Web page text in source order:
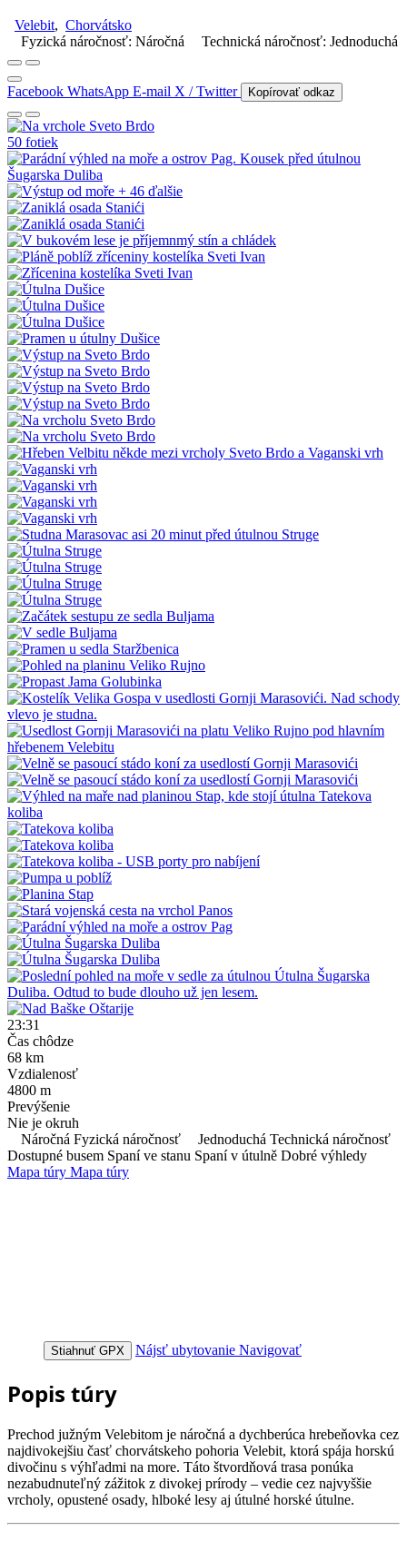
Velebit, Chorvátsko
Fyzická náročnosť: Náročná
Technická náročnosť: Jednoduchá
Facebook WhatsApp E-mail X / Twitter Kopírovať odkaz
50 fotiek
+ 46 ďalšie
23:31
Čas chôdze
68 km
Vzdialenosť
4800 m
Prevýšenie
Nie je okruh
Náročná Fyzická náročnosť
Jednoduchá Technická náročnosť
Dostupné busem Spaní ve stanu Spaní v útulně Dobré výhledy
Mapa túry Mapa túry
Stiahnuť GPX Nájsť ubytovanie Navigovať
Popis túry
Prechod južným Velebitom je náročná a dychberúca hrebeňovka cez
najdivokejšiu časť chorvátskeho pohoria Velebit, ktorá spája horskú
divočinu s výhľadmi na more. Táto štvordňová trasa ponúka
nezabudnuteľný zážitok z divokej prírody – vedie cez najvyššie
vrcholy, opustené osady, hlboké lesy aj útulné horské útulne.